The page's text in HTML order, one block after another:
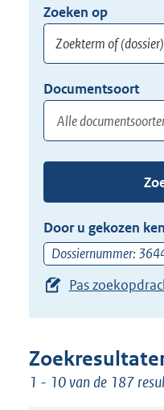
Opnieuw
zoeken:
Zoeken op
of
(dossier)nummer
hier
uw
zoekterm
of
(dossier)nummer
in
Documentsoort
of
de
pijl
beneden
toets
Door u gekozen
Dossiernummer:
Pas
1 - 10 van de 187